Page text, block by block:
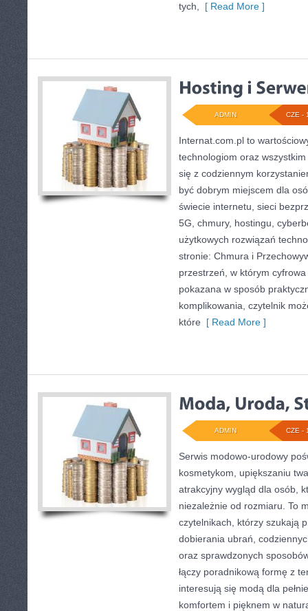
tych,
[ Read More ]
CZE -
ADMIN
Internat.com.pl to
technologiom oraz
się z codziennym
być dobrym miejscem dla
świecie internetu, sieci
5G, chmury, hostingu,
użytkowych rozwiązań
stronie: Chmura i
przestrzeń, w którym
pokazana w sposób
komplikowania, czytelnik
które [ Read More ]
CZE -
ADMIN
Serwis modowo-urodowy
kosmetykom, upiększaniu
atrakcyjny wygląd dla osób,
niezależnie od rozmiaru. To
czytelnikach, którzy szukają
dobierania ubrań,
oraz sprawdzonych
łączy poradnikową formę z
interesują się modą dla
komfortem i pięknem w